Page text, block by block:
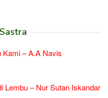
Kami – A.A Navis
Lembu – Nur Sutan Iskandar